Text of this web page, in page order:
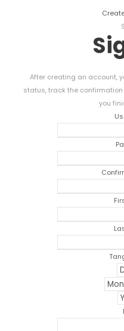
After creating an account,
status,track the
you